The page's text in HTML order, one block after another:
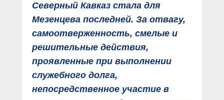
Северный Кавказ стала для
Мезенцева последней. За отвагу,
самоотверженность, смелые и
решительные действия,
проявленные при выполнении
служебного долга,
непосредственное участие в